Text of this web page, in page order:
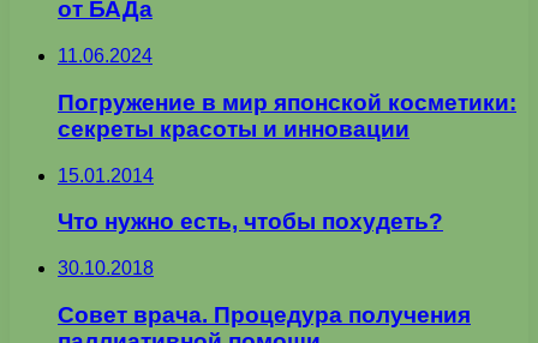
от БАДа
11.06.2024
Погружение в мир японской косметики:
секреты красоты и инновации
15.01.2014
Что нужно есть, чтобы похудеть?
30.10.2018
Совет врача. Процедура получения